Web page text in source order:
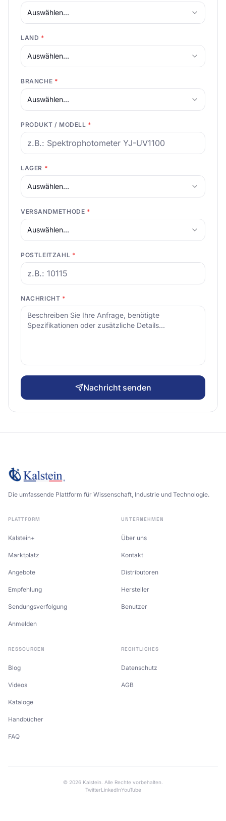
Auswählen...
LAND *
Auswählen...
BRANCHE *
Auswählen...
PRODUKT / MODELL *
LAGER *
Auswählen...
VERSANDMETHODE *
Auswählen...
POSTLEITZAHL *
NACHRICHT *
Nachricht senden
Die umfassende Plattform für Wissenschaft, Industrie und Technologie.
PLATTFORM
Kalstein+
Marktplatz
Angebote
Empfehlung
Sendungsverfolgung
Anmelden
UNTERNEHMEN
Über uns
Kontakt
Distributoren
Hersteller
Benutzer
RESSOURCEN
Blog
Videos
Kataloge
Handbücher
FAQ
RECHTLICHES
Datenschutz
AGB
© 2026 Kalstein. Alle Rechte vorbehalten.
TwitterLinkedInYouTube